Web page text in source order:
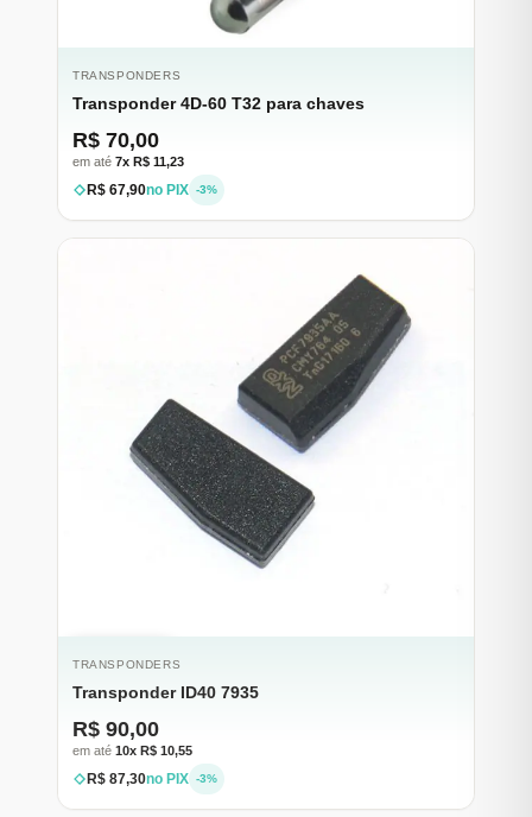
TRANSPONDERS
Transponder 4D-60 T32 para chaves
R$ 70,00
em até 7x R$ 11,23
R$ 67,90no PIX -3%
ESGOTADO
TRANSPONDERS
Transponder ID40 7935
R$ 90,00
em até 10x R$ 10,55
R$ 87,30no PIX -3%